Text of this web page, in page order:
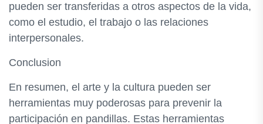
pueden ser transferidas a otros aspectos de la vida,
como el estudio, el trabajo o las relaciones
interpersonales.
Conclusion
En resumen, el arte y la cultura pueden ser
herramientas muy poderosas para prevenir la
participación en pandillas. Estas herramientas